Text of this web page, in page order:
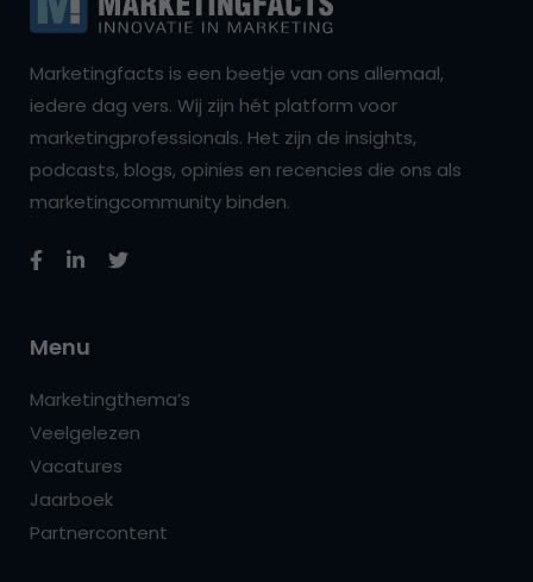
Marketingfacts is een beetje van ons allemaal,
iedere dag vers. Wij zijn hét platform voor
marketingprofessionals. Het zijn de insights,
podcasts, blogs, opinies en recencies die ons als
marketingcommunity binden.
Menu
Marketingthema’s
Veelgelezen
Vacatures
Jaarboek
Partnercontent